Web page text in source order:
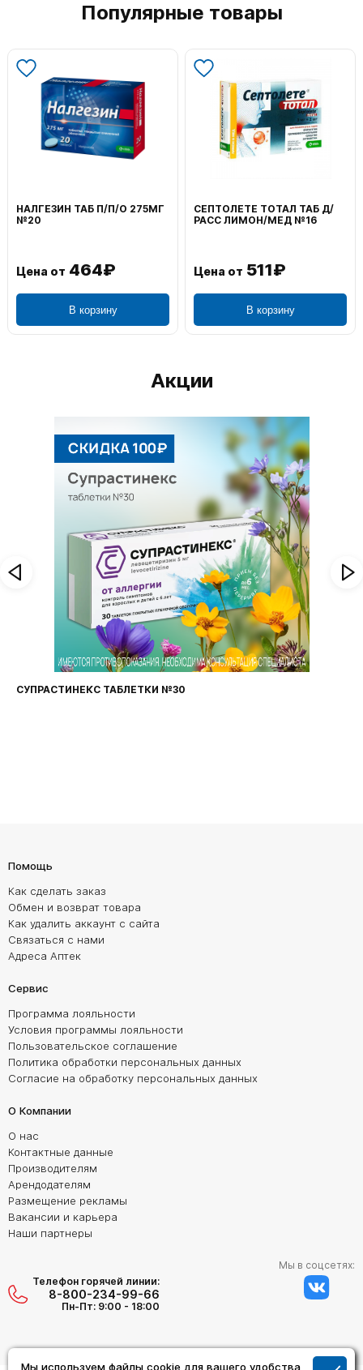
Мы используем файлы cookie для вашего удобства
Популярные товары
НАЛГЕЗИН ТАБ П/П/О 275МГ
№20
Цена от 464₽
В корзину
СЕПТОЛЕТЕ ТОТАЛ ТАБ Д/
РАСС ЛИМОН/МЕД №16
Цена от 511₽
В корзину
Акции
СУПРАСТИНЕКС ТАБЛЕТКИ №30
Помощь
Как сделать заказ
Обмен и возврат товара
Как удалить аккаунт с сайта
Связаться с нами
Адреса Аптек
Сервис
Программа лояльности
Условия программы лояльности
Пользовательское соглашение
Политика обработки персональных данных
Согласие на обработку персональных данных
О Компании
О нас
Контактные данные
Производителям
Арендодателям
Размещение рекламы
Вакансии и карьера
Наши партнеры
Телефон горячей линии:
8-800-234-99-66
Пн-Пт: 9:00 - 18:00
Мы в соцсетях: